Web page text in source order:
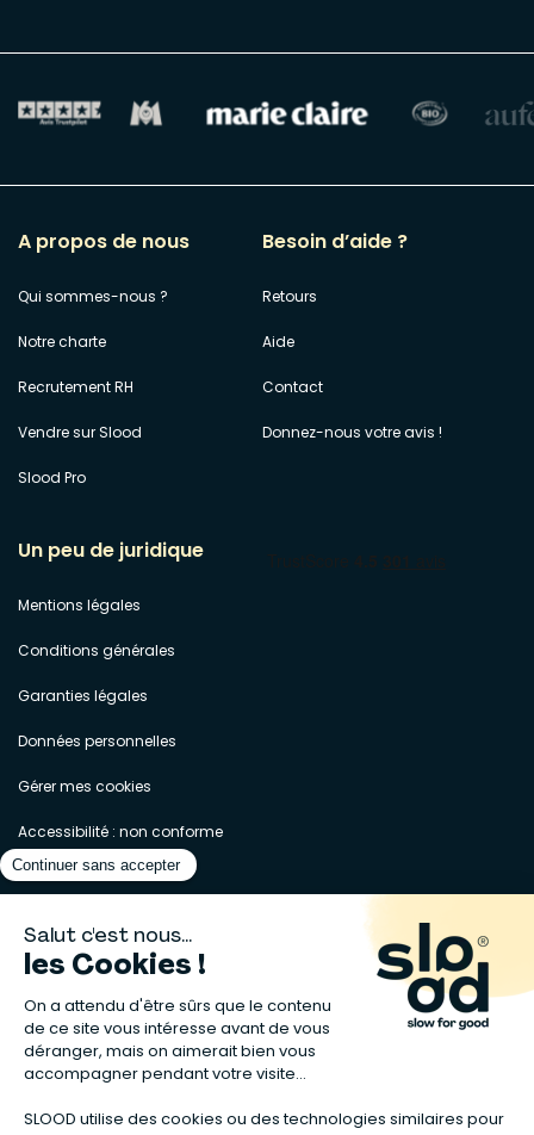
A propos de nous
Qui sommes-nous ?
Notre charte
Recrutement RH
Vendre sur Slood
Slood Pro
Besoin d’aide ?
Retours
Aide
Contact
Donnez-nous votre avis !
Un peu de juridique
Mentions légales
Conditions générales
Garanties légales
Données personnelles
Gérer mes cookies
Accessibilité : non conforme